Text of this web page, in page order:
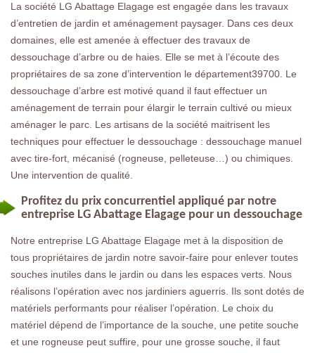
La société LG Abattage Elagage est engagée dans les travaux
d’entretien de jardin et aménagement paysager. Dans ces deux
domaines, elle est amenée à effectuer des travaux de
dessouchage d’arbre ou de haies. Elle se met à l’écoute des
propriétaires de sa zone d’intervention le département39700. Le
dessouchage d’arbre est motivé quand il faut effectuer un
aménagement de terrain pour élargir le terrain cultivé ou mieux
aménager le parc. Les artisans de la société maitrisent les
techniques pour effectuer le dessouchage : dessouchage manuel
avec tire-fort, mécanisé (rogneuse, pelleteuse…) ou chimiques.
Une intervention de qualité.
Profitez du prix concurrentiel appliqué par notre
entreprise LG Abattage Elagage pour un dessouchage
Notre entreprise LG Abattage Elagage met à la disposition de
tous propriétaires de jardin notre savoir-faire pour enlever toutes
souches inutiles dans le jardin ou dans les espaces verts. Nous
réalisons l’opération avec nos jardiniers aguerris. Ils sont dotés de
matériels performants pour réaliser l’opération. Le choix du
matériel dépend de l’importance de la souche, une petite souche
et une rogneuse peut suffire, pour une grosse souche, il faut